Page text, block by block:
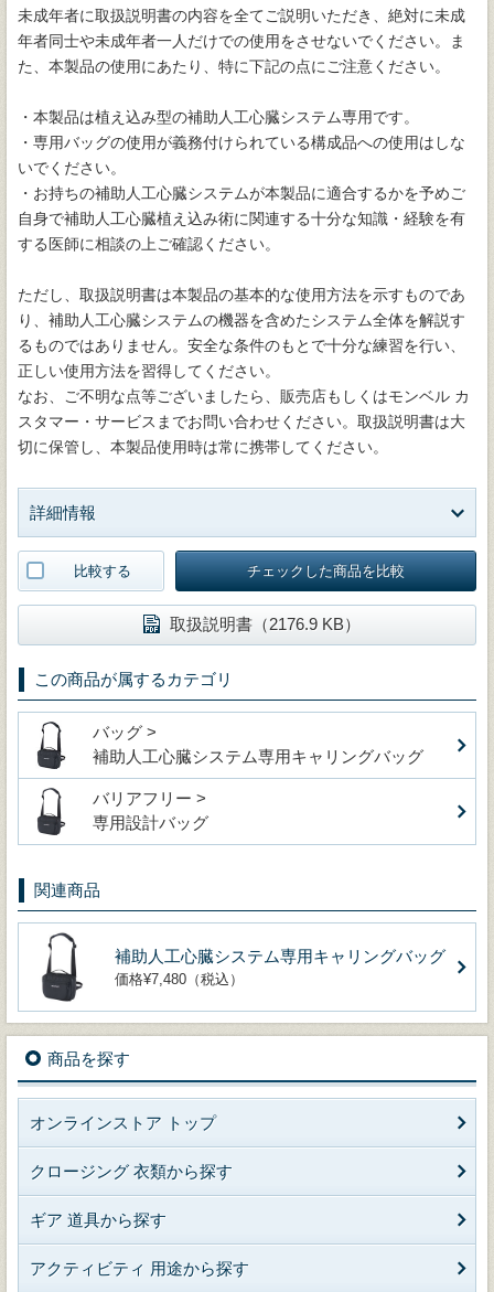
未成年者に取扱説明書の内容を全てご説明いただき、絶対に未成
年者同士や未成年者一人だけでの使用をさせないでください。ま
た、本製品の使用にあたり、特に下記の点にご注意ください。
・本製品は植え込み型の補助人工心臓システム専用です。
・専用バッグの使用が義務付けられている構成品への使用はしな
いでください。
・お持ちの補助人工心臓システムが本製品に適合するかを予めご
自身で補助人工心臓植え込み術に関連する十分な知識・経験を有
する医師に相談の上ご確認ください。
ただし、取扱説明書は本製品の基本的な使用方法を示すものであ
り、補助人工心臓システムの機器を含めたシステム全体を解説す
るものではありません。安全な条件のもとで十分な練習を行い、
正しい使用方法を習得してください。
なお、ご不明な点等ございましたら、販売店もしくはモンベル カ
スタマー・サービスまでお問い合わせください。取扱説明書は大
切に保管し、本製品使用時は常に携帯してください。
詳細情報
比較する チェックした商品を比較
取扱説明書（2176.9 KB）
この商品が属するカテゴリ
バッグ >
補助人工心臓システム専用キャリングバッグ
バリアフリー >
専用設計バッグ
関連商品
補助人工心臓システム専用キャリングバッグ
価格¥7,480（税込）
商品を探す
オンラインストア トップ
クロージング 衣類から探す
ギア 道具から探す
アクティビティ 用途から探す